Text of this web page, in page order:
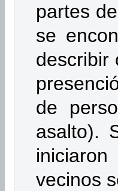
partes
se
describir
de
asalto).
vecinos